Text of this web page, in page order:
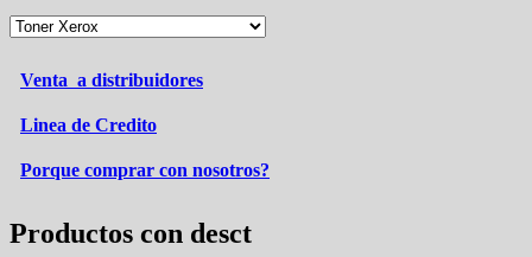
Venta a distribuidores
Linea de Credito
Porque comprar con nosotros?
Productos con desct